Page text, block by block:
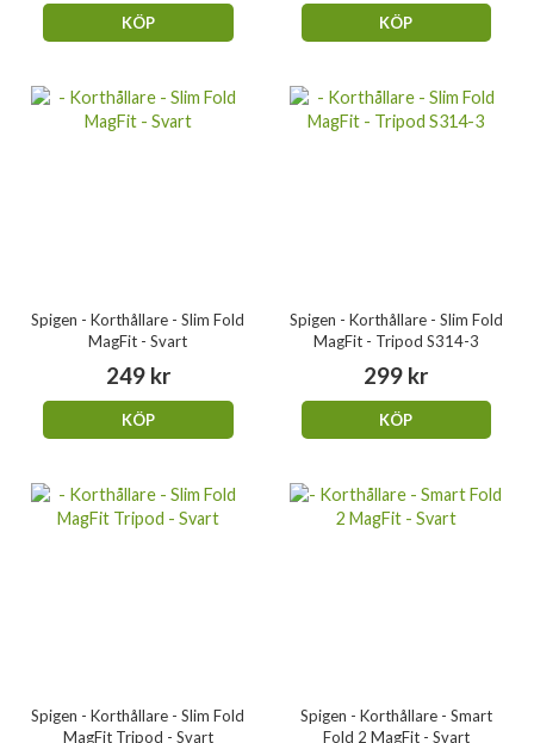
KÖP KÖP
Spigen - Korthållare - Slim Fold
MagFit - Svart
249 kr
KÖP
Spigen - Korthållare - Slim Fold
MagFit - Tripod S314-3
299 kr
KÖP
Spigen - Korthållare - Slim Fold
MagFit Tripod - Svart
Spigen - Korthållare - Smart
Fold 2 MagFit - Svart